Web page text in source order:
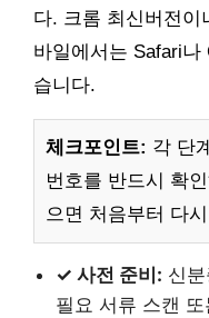
다. 크롬 최신버전이
바일에서는 Safari나
습니다.
체크포인트: 각 단
번호를 반드시 확
으면 처음부터 다
✓ 사전 준비: 신
필요 서류 스캔 또